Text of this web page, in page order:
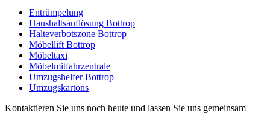
Entrümpelung
Haushaltsauflösung Bottrop
Halteverbotszone Bottrop
Möbellift Bottrop
Möbeltaxi
Möbelmitfahrzentrale
Umzugshelfer Bottrop
Umzugskartons
Kontaktieren Sie uns noch heute und lassen Sie uns gemeinsam